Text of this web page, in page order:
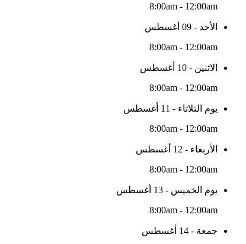
8:00am - 12:00am
الأحد - 09 أغسطس
8:00am - 12:00am
الاثنين - 10 أغسطس
8:00am - 12:00am
يوم الثلاثاء - 11 أغسطس
8:00am - 12:00am
الأربعاء - 12 أغسطس
8:00am - 12:00am
يوم الخميس - 13 أغسطس
8:00am - 12:00am
جمعة - 14 أغسطس